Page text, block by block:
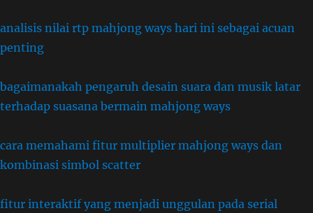
analisis nilai rtp mahjong ways hari ini sebagai acuan
penting
bagaimanakah pengaruh desain suara dan musik latar
terhadap suasana bermain mahjong ways
cara memahami fitur multiplier mahjong ways dan
kombinasi simbol scatter
fitur interaktif yang menjadi unggulan pada serial